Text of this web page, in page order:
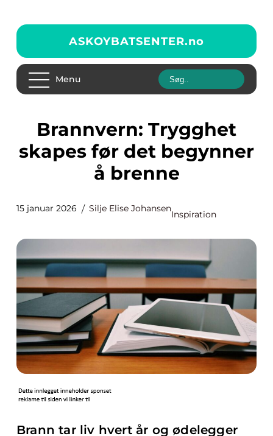
ASKOYBATSENTER.no
Menu
Brannvern: Trygghet
skapes før det begynner
å brenne
15 januar 2026 Silje Elise Johansen
Inspiration
Brann tar liv hvert år og ødelegger